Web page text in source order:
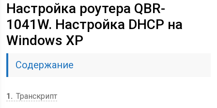
Настройка роутера QBR-
1041W. Настройка DHCP на
Windows XP
Содержание
1
Транскрипт